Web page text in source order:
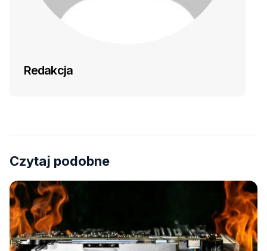
Redakcja
Czytaj podobne